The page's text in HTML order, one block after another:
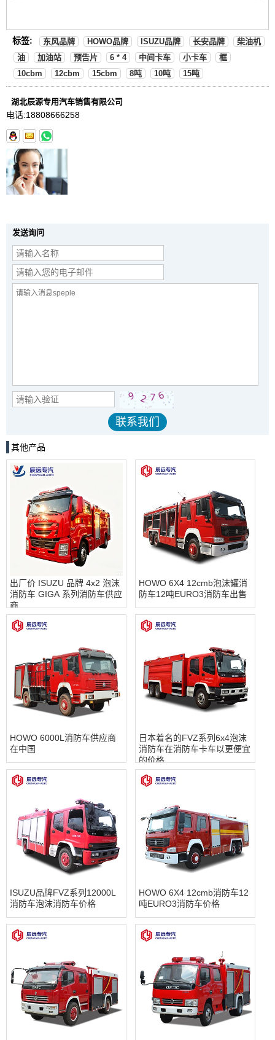
标签: 东风品牌 HOWO品牌 ISUZU品牌 长安品牌
柴油机
油
加油站 预告片 6 * 4 中间卡车 小卡车
框
10cbm
12cbm 15cbm 8吨 10吨 15吨
湖北辰源专用汽车销售有限公司
电话:18808666258
发送询问
其他产品
出厂价 ISUZU 品牌 4x2 泡沫
消防车 GIGA 系列消防车供应
商
HOWO 6X4 12cmb泡沫罐消
防车12吨EURO3消防车出售
HOWO 6000L消防车供应商
在中国
日本着名的FVZ系列6x4泡沫
消防车在消防车卡车以更便宜
的价格
ISUZU品牌FVZ系列12000L
消防车泡沫消防车价格
HOWO 6X4 12cmb消防车12
吨EURO3消防车价格